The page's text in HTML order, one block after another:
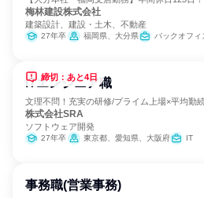
梅林建設株式会社
建築設計、建設・土木、不動産
27年卒 福岡県、大分県 バックオフ
締切：あと4日
ITエンジニア職
文理不問！充実の研修/プライム上場×平均勤
株式会社SRA
ソフトウェア開発
27年卒 東京都、愛知県、大阪府 IT
事務職(営業事務)